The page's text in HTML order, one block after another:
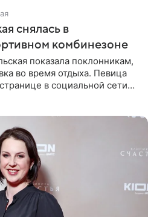
снялась в
комбинезоне
показала поклонникам,
во время отдыха. Певица
в социальной сети